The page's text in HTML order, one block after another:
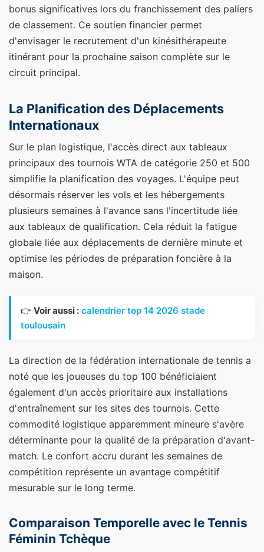
bonus significatives lors du franchissement des paliers
de classement. Ce soutien financier permet
d'envisager le recrutement d'un kinésithérapeute
itinérant pour la prochaine saison complète sur le
circuit principal.
La Planification des Déplacements
Internationaux
Sur le plan logistique, l'accès direct aux tableaux
principaux des tournois WTA de catégorie 250 et 500
simplifie la planification des voyages. L'équipe peut
désormais réserver les vols et les hébergements
plusieurs semaines à l'avance sans l'incertitude liée
aux tableaux de qualification. Cela réduit la fatigue
globale liée aux déplacements de dernière minute et
optimise les périodes de préparation foncière à la
maison.
👉 Voir aussi : calendrier top 14 2026 stade
toulousain
La direction de la fédération internationale de tennis a
noté que les joueuses du top 100 bénéficiaient
également d'un accès prioritaire aux installations
d'entraînement sur les sites des tournois. Cette
commodité logistique apparemment mineure s'avère
déterminante pour la qualité de la préparation d'avant-
match. Le confort accru durant les semaines de
compétition représente un avantage compétitif
mesurable sur le long terme.
Comparaison Temporelle avec le Tennis
Féminin Tchèque